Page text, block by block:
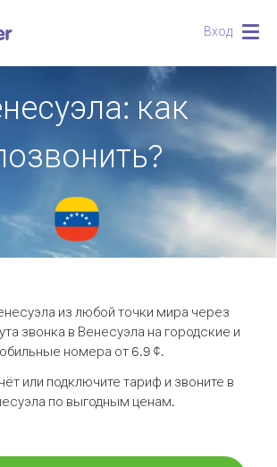
Вход
как
из любой точки мира через
звонка в Венесуэла на городские и
номера от 6.9 ¢.
или подключите тариф и звоните в
по выгодным ценам.